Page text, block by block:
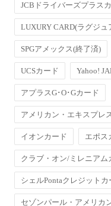
JCBドライバーズプラス
LUXURY CARD(ラグジュ
SPGアメックス(終了済)
UCSカード Yahoo!
アプラスG･O･Gカード
アメリカン・エキスプレ
イオンカード エポス
クラブ・オン/ミレニアム
シェルPontaクレジットカ
セゾンパール・アメリカ